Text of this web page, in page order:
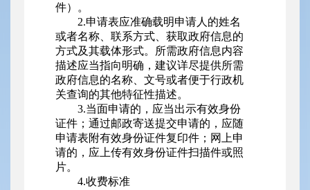
件）。
2.申请表应准确载明申请人的姓名
或者名称、联系方式、获取政府信息的
方式及其载体形式。所需政府信息内容
描述应当指向明确，建议详尽提供所需
政府信息的名称、文号或者便于行政机
关查询的其他特征性描述。
3.当面申请的，应当出示有效身份
证件；通过邮政寄送提交申请的，应随
申请表附有效身份证件复印件；网上申
请的，应上传有效身份证件扫描件或照
片。
4.收费标准